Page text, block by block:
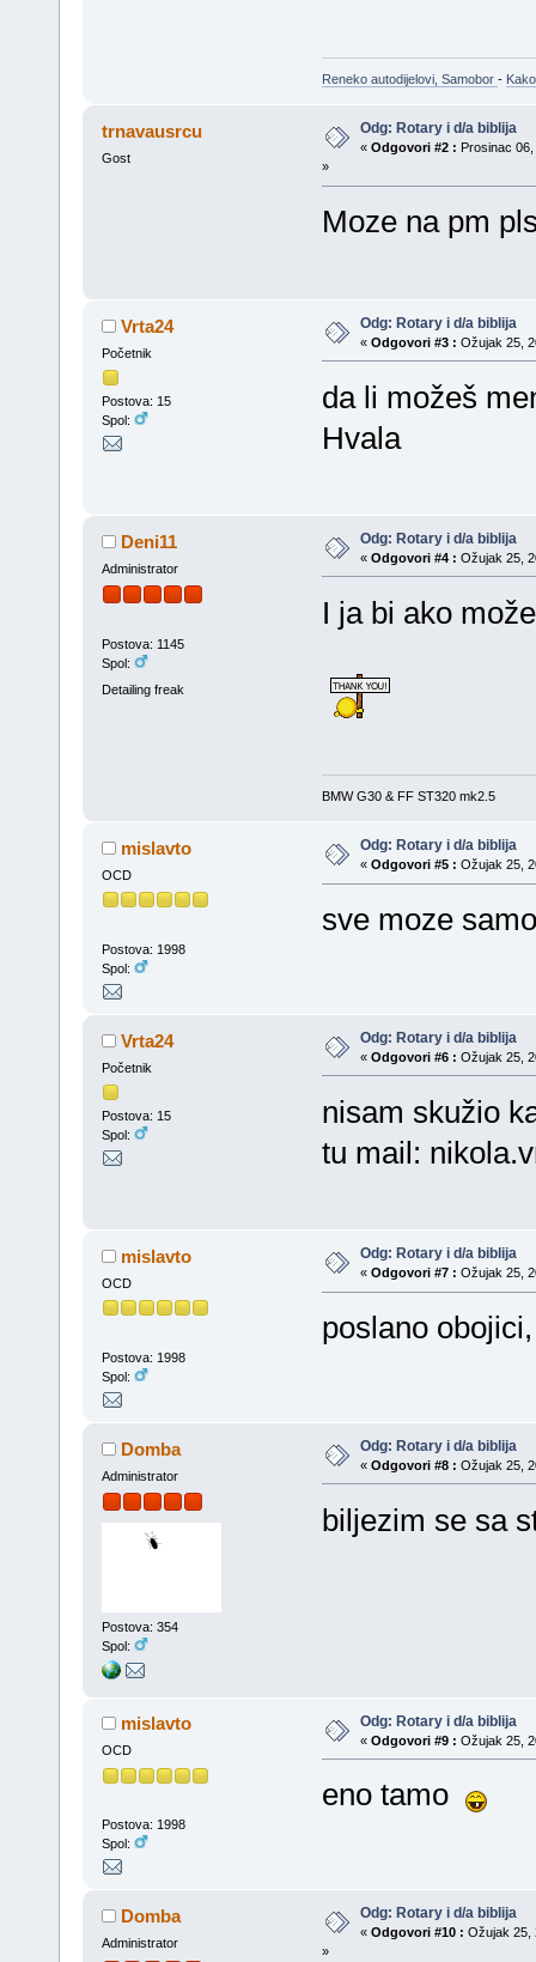
Reneko autodijelovi, Samobor -
trnavausrcu
Gost
Odg: Rotary i d/a biblija
« Odgovori #2 : Prosinac
»
Moze na pm
Vrta24
Početnik
Postova: 15
Spol:
Odg: Rotary i d/a biblija
« Odgovori #3 : Ožujak 25,
da li možeš
Hvala
Deni11
Administrator
Postova: 1145
Spol:
Detailing freak
Odg: Rotary i d/a biblija
« Odgovori #4 : Ožujak 25,
I ja bi ako
BMW G30 & FF ST320 mk2.5
mislavto
OCD
Postova: 1998
Spol:
Odg: Rotary i d/a biblija
« Odgovori #5 : Ožujak 25,
sve moze
Vrta24
Početnik
Postova: 15
Spol:
Odg: Rotary i d/a biblija
« Odgovori #6 : Ožujak 25,
nisam skužio
tu mail:
mislavto
OCD
Postova: 1998
Spol:
Odg: Rotary i d/a biblija
« Odgovori #7 : Ožujak 25,
poslano
Domba
Administrator
Postova: 354
Spol:
Odg: Rotary i d/a biblija
« Odgovori #8 : Ožujak 25,
biljezim se sa
mislavto
OCD
Postova: 1998
Spol:
Odg: Rotary i d/a biblija
« Odgovori #9 : Ožujak 25,
eno tamo
Domba
Administrator
Odg: Rotary i d/a biblija
« Odgovori #10 : Ožujak 25,
»